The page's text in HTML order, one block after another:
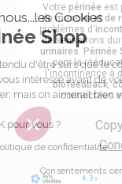
Votre périnée est
de muscler et de
problèmes d'
de sensations
urinaires. Périnée
pour la
l'incontinence à
biofeedback,
connectées
C'est nous...les
Périnée
On a attendu d'être
ce site vous intéresse
déranger, mais on
visite...
C'est OK pour vous ?
Lire la politique de